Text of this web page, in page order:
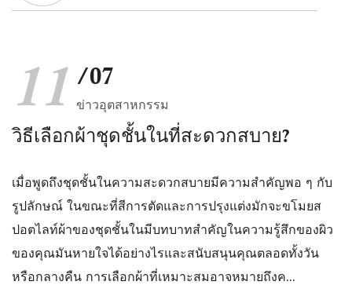
11 /07
ข่าวอุตสาหกรรม
วิธีเลือกผ้าชุดชั้นในที่สะดวกสบาย?
เมื่อพูดถึงชุดชั้นในความสะดวกสบายมีความสำคัญพอ ๆ กับ
รูปลักษณ์ ในขณะที่สีการตัดและการปรุงแต่งมักจะขโมยส
ปอตไลท์ผ้าของชุดชั้นในมีบทบาทสำคัญในความรู้สึกของผิว
ของคุณมันหายใจได้อย่างไรและสนับสนุนคุณตลอดทั้งวัน
หรือกลางคืน การเลือกผ้าที่เหมาะสมอาจหมายถึงค...